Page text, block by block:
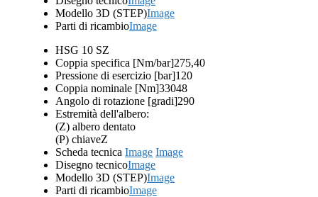
Modello 3D (STEP)Image
Parti di ricambioImage
HSG 10 SZ
Coppia specifica [Nm/bar]275,40
Pressione di esercizio [bar]120
Coppia nominale [Nm]33048
Angolo di rotazione [gradi]290
Estremità dell'albero:
(Z) albero dentato
(P) chiaveZ
Scheda tecnica Image Image
Disegno tecnicoImage
Modello 3D (STEP)Image
Parti di ricambioImage